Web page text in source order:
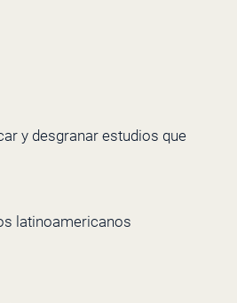
y desgranar estudios que
latinoamericanos